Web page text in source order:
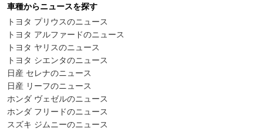
車種からニュースを探す
トヨタ プリウスのニュース
トヨタ アルファードのニュース
トヨタ ヤリスのニュース
トヨタ シエンタのニュース
日産 セレナのニュース
日産 リーフのニュース
ホンダ ヴェゼルのニュース
ホンダ フリードのニュース
スズキ ジムニーのニュース